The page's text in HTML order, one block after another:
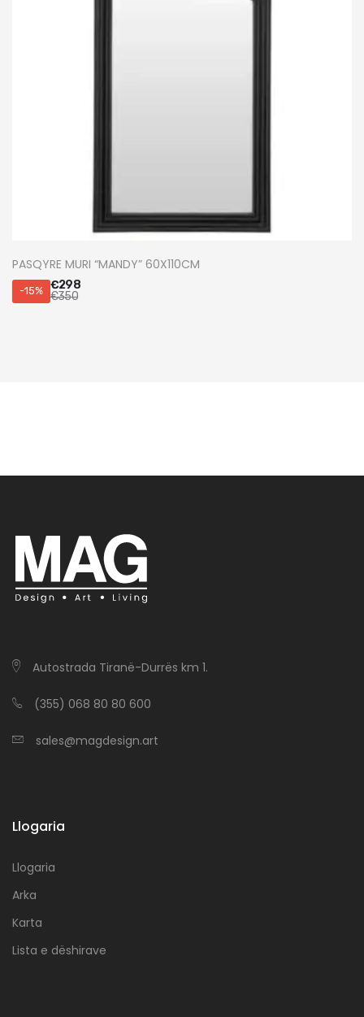
PASQYRE MURI “MANDY” 60X110CM
-15% €298
€350
Autostrada Tiranë-Durrës km 1.
(355) 068 80 80 600
sales@magdesign.art
Llogaria
Llogaria
Arka
Karta
Lista e dëshirave